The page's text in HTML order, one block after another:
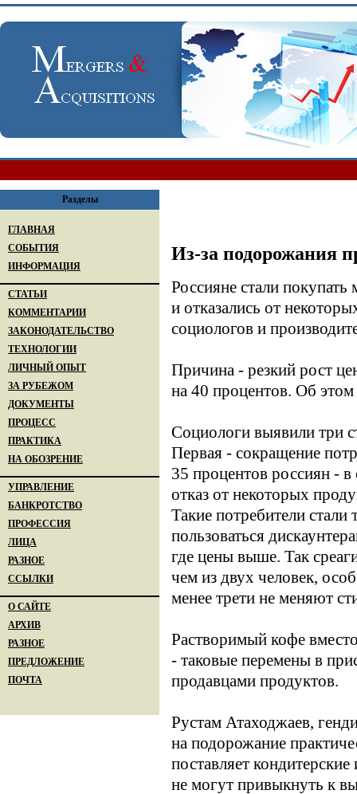
Разделы
ГЛАВНАЯ
СОБЫТИЯ
ИНФОРМАЦИЯ
СТАТЬИ
КОММЕНТАРИИ
ЗАКОНОДАТЕЛЬСТВО
ТЕХНОЛОГИИ
ЛИЧНЫЙ ОПЫТ
ЗА РУБЕЖОМ
ДОКУМЕНТЫ
ПРОЦЕСС
ПРАКТИКА
НА ОБОЗРЕНИЕ
УПРАВЛЕНИЕ
БАНКРОТСТВО
ПРОФЕССИЯ
ЛИЦА
РАЗНОЕ
ССЫЛКИ
О САЙТЕ
АРХИВ
РАЗНОЕ
ПРЕДЛОЖЕНИЕ
ПОЧТА
Из-за подорожания
Россияне стали
и отказались от
социологов и
Причина - резкий рост
на 40 процентов. Об
Социологи выявили три
Первая - сокращение
35 процентов россиян -
отказ от некоторых
Такие потребители
пользоваться
где цены выше. Так
чем из двух человек,
менее трети не меняют
Растворимый кофе
- таковые перемены в
продавцами продуктов.
Рустам Атаходжаев,
на подорожание
поставляет
не могут привыкнуть к